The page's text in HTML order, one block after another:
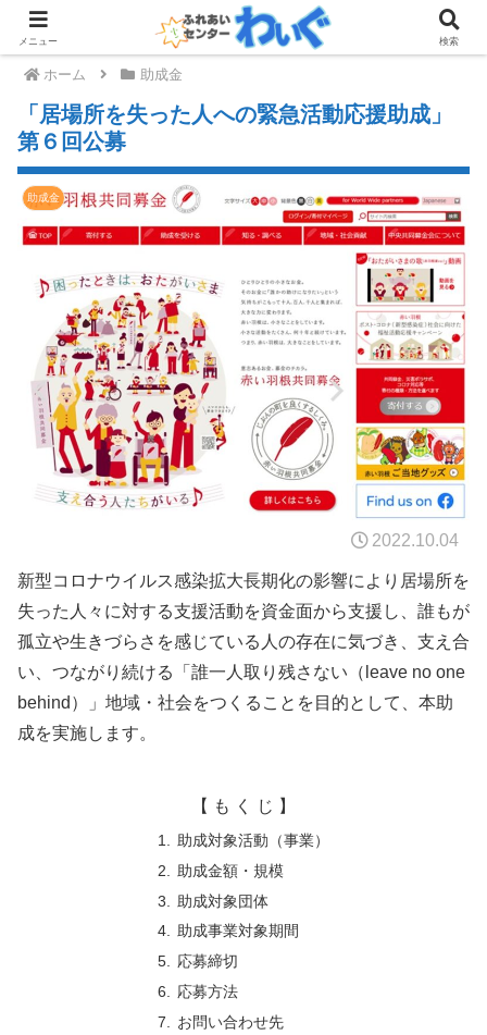
ホーム 助成金
「居場所を失った人への緊急活動応援助成」
第６回公募
助成金
2022.10.04
新型コロナウイルス感染拡大長期化の影響により居場所を
失った人々に対する支援活動を資金面から支援し、誰もが
孤立や生きづらさを感じている人の存在に気づき、支え合
い、つながり続ける「誰一人取り残さない（leave no one
behind）」地域・社会をつくることを目的として、本助
成を実施します。
【 も く じ 】
助成対象活動（事業）
助成金額・規模
助成対象団体
助成事業対象期間
応募締切
応募方法
お問い合わせ先
メニュー 検索